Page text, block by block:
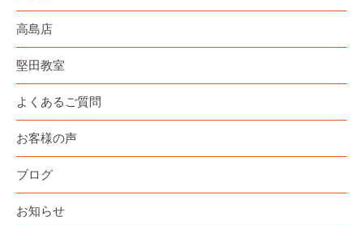
高島店
堅田教室
よくあるご質問
お客様の声
ブログ
お知らせ